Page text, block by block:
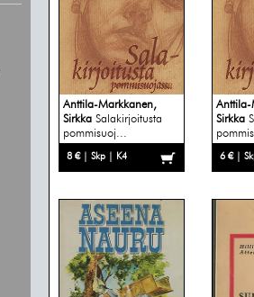
Anttila-Markkanen,
Sirkka Salakirjoitusta
pommisuoj...
8 € | Skp | K4
Anttila-
Sirkka
6 € |